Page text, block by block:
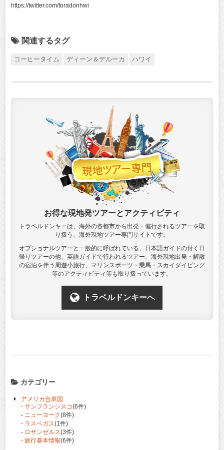
https://twitter.com/toradonhwi
関連するタグ
コーヒータイム ディーン＆デルーカ ハワイ
お得な現地発ツアーとアクティビティ
トラベルドンキーは、海外の各都市から出発・催行されるツアーを取
り扱う、海外現地ツアー専門サイトです。
オプショナルツアーと一般的に呼ばれている、日本語ガイドの付く日
帰りツアーの他、英語ガイドで行われるツアー、海外現地出発・解散
の宿泊を伴う周遊小旅行、マリンスポーツ・乗馬・スカイダイビング
等のアクティビティ等も取り扱っています。
トラベルドンキーへ
カテゴリー
アメリカ合衆国
- サンフランシスコ(6件)
- ニューヨーク(8件)
- ラスベガス(1件)
- ロサンゼルス(3件)
- 旅行基本情報(6件)